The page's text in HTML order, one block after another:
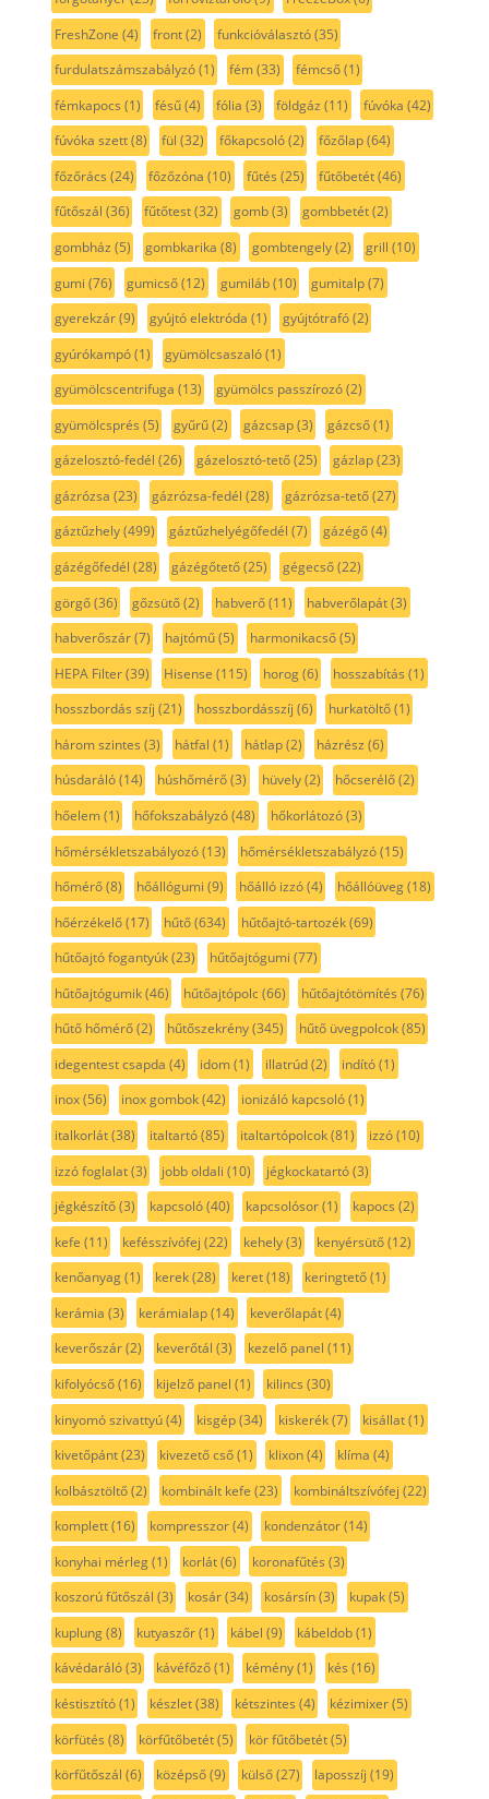
FreshZone (4) front(2) funkcióválasztó(35)
furdulatszámszabályzó(1) fém(33) fémcső(1)
fémkapocs (1) fésű(4) fólia (3) földgáz (11) fúvóka (42)
fúvóka szett(8) fül (32) főkapcsoló(2) főzőlap(64)
főzőrács (24) főzőzóna (10) fűtés (25) fűtőbetét(46)
fűtőszál (36) fűtőtest(32) gomb(3) gombbetét(2)
gombház (5) gombkarika (8) gombtengely(2) grill (10)
gumi (76) gumicső(12) gumiláb(10) gumitalp(7)
gyerekzár(9) gyújtó elektróda (1) gyújtótrafó(2)
gyúrókampó(1) gyümölcsaszaló(1)
gyümölcscentrifuga (13) gyümölcs passzírozó(2)
gyümölcsprés (5) gyűrű(2) gázcsap(3) gázcső(1)
gázelosztó-fedél (26) gázelosztó-tető(25) gázlap(23)
gázrózsa (23) gázrózsa-fedél (28) gázrózsa-tető(27)
gáztűzhely(499) gáztűzhelyégőfedél (7) gázégő(4)
gázégőfedél (28) gázégőtető(25) gégecső(22)
görgő(36) gőzsütő(2) habverő(11) habverőlapát(3)
habverőszár(7) hajtómű(5) harmonikacső(5)
HEPA Filter(39) Hisense (115) horog(6) hosszabítás (1)
hosszbordás szíj (21) hosszbordásszíj (6) hurkatöltő(1)
három szintes (3) hátfal (1) hátlap(2) házrész (6)
húsdaráló(14) húshőmérő(3) hüvely(2) hőcserélő(2)
hőelem(1) hőfokszabályzó(48) hőkorlátozó(3)
hőmérsékletszabályozó(13) hőmérsékletszabályzó(15)
hőmérő(8) hőállógumi (9) hőálló izzó(4) hőállóüveg(18)
hőérzékelő(17) hűtő(634) hűtőajtó-tartozék(69)
hűtőajtó fogantyúk(23) hűtőajtógumi (77)
hűtőajtógumik(46) hűtőajtópolc(66) hűtőajtótömítés (76)
hűtő hőmérő(2) hűtőszekrény(345) hűtő üvegpolcok(85)
idegentest csapda (4) idom(1) illatrúd(2) indító(1)
inox(56) inox gombok(42) ionizáló kapcsoló(1)
italkorlát(38) italtartó(85) italtartópolcok(81) izzó(10)
izzó foglalat(3) jobb oldali (10) jégkockatartó(3)
jégkészítő(3) kapcsoló(40) kapcsolósor(1) kapocs (2)
kefe (11) kefésszívófej (22) kehely(3) kenyérsütő(12)
kenőanyag(1) kerek(28) keret(18) keringtető(1)
kerámia (3) kerámialap(14) keverőlapát(4)
keverőszár(2) keverőtál (3) kezelő panel (11)
kifolyócső(16) kijelző panel (1) kilincs (30)
kinyomó szivattyú(4) kisgép(34) kiskerék(7) kisállat(1)
kivetőpánt(23) kivezető cső(1) klixon(4) klíma (4)
kolbásztöltő(2) kombinált kefe (23) kombináltszívófej (22)
komplett(16) kompresszor(4) kondenzátor(14)
konyhai mérleg(1) korlát(6) koronafűtés (3)
koszorú fűtőszál (3) kosár(34) kosársín(3) kupak(5)
kuplung(8) kutyaszőr(1) kábel (9) kábeldob(1)
kávédaráló(3) kávéfőző(1) kémény(1) kés (16)
késtisztító(1) készlet(38) kétszintes (4) kézimixer(5)
körfütés (8) körfűtőbetét(5) kör fűtőbetét(5)
körfűtőszál (6) középső(9) külső(27) laposszíj (19)